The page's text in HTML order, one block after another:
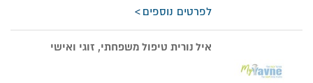
לפרטים נוספים
איל נורית טיפול משפחתי, זוגי ואישי